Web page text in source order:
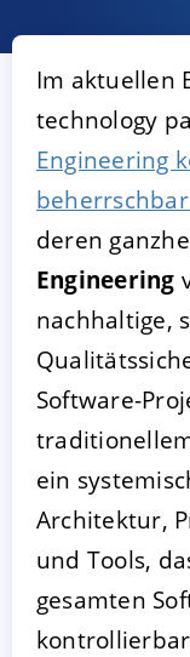
Im aktuellen
technology
Engineering
deren
Engineering
nachhaltige,
Software-
ein
Architektur,
und Tools,
gesamten
AKZEPTIEREN
Impressum |